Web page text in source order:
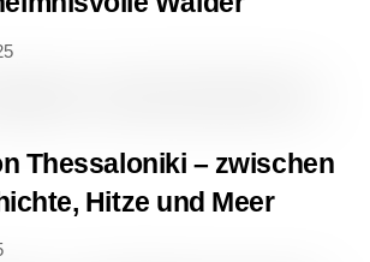
Thessaloniki – zwischen
Hitze und Meer